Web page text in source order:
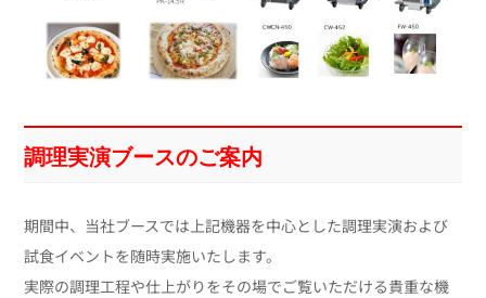
調理実演ブースのご案内
期間中、当社ブースでは上記機器を中心とした調理実演および
試食イベントを随時実施いたします。
実際の調理工程や仕上がりをその場でご覧いただける貴重な機